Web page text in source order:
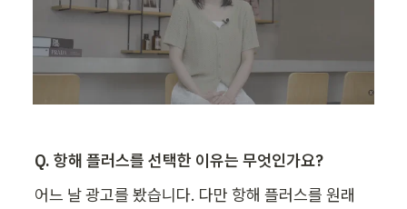
Q. 항해 플러스를 선택한 이유는 무엇인가요?
어느 날 광고를 봤습니다. 다만 항해 플러스를 원래